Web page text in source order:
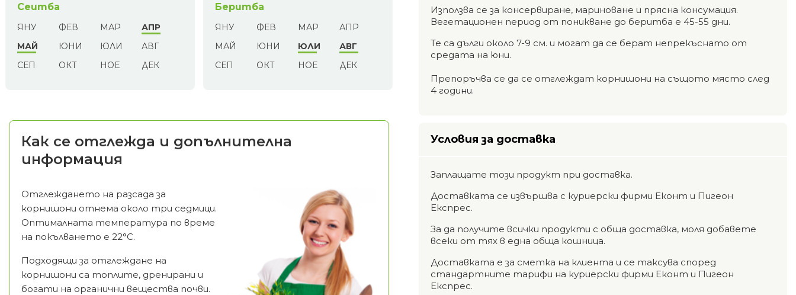
Сеитба
ЯНУ ФЕВ МАР
АПР
МАЙ
ЮНИ ЮЛИ
АВГ
СЕП
ОКТ НОЕ ДЕК
Беритба
ЯНУ ФЕВ МАР
АПР
МАЙ
ЮНИ ЮЛИ
АВГ
СЕП
ОКТ НОЕ ДЕК
Как се отглежда и допълнителна
информация
Отглеждането на разсада за
корнишони отнема около три седмици.
Оптималната температура по време
на покълването е 22°С.
Подходящи за отглеждане на
корнишони са топлите, дренирани и
богати на органични вещества почви.
Използва се за консервиране, мариноване и прясна консумация.
Вегетационен период от поникване до беритба е 45-55 дни.
Те са дълги около 7-9 см. и могат да се берат непрекъснато от
средата на юни.
Препоръчва се да се отглеждат корнишони на същото място след
4 години.
Условия за доставка
Заплащате този продукт при доставка.
Доставката се извършва с куриерски фирми Еконт и Пигеон
Експрес.
За да получите всички продукти с обща доставка, моля добавете
всеки от тях в една обща кошница.
Доставката е за сметка на клиента и се таксува според
стандартните тарифи на куриерски фирми Еконт и Пигеон
Експрес.